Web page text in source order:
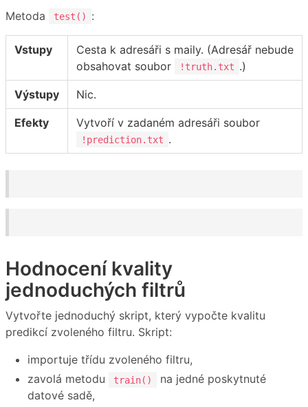
Metoda test() :
Vstupy
Cesta k adresáři s maily. (Adresář nebude
obsahovat soubor
!truth.txt .)
Výstupy Nic.
Efekty Vytvoří v zadaném adresáři soubor
!prediction.txt .
Hodnocení kvality
jednoduchých filtrů
Vytvořte jednoduchý skript, který vypočte kvalitu
predikcí zvoleného filtru. Skript:
importuje třídu zvoleného filtru,
zavolá metodu
train()
na jedné poskytnuté
datové sadě,